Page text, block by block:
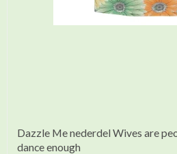
Dazzle Me nederdel Wives are
dance enough